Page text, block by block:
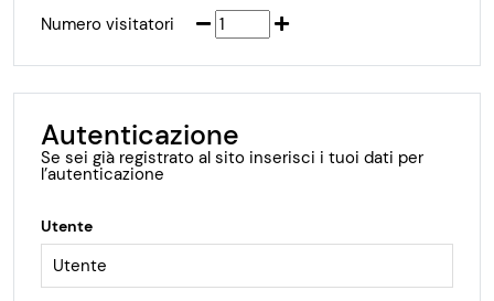
Numero visitatori
Autenticazione
Se sei già registrato al sito inserisci i tuoi dati per
l’autenticazione
Utente